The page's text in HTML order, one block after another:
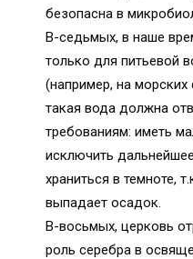
безопасна в
В-седьмых, в наше
только для питьевой
(например, на морских
такая вода должна
требованиям: иметь
исключить
храниться в темноте,
выпадает осадок.
В-восьмых, церковь
роль серебра в